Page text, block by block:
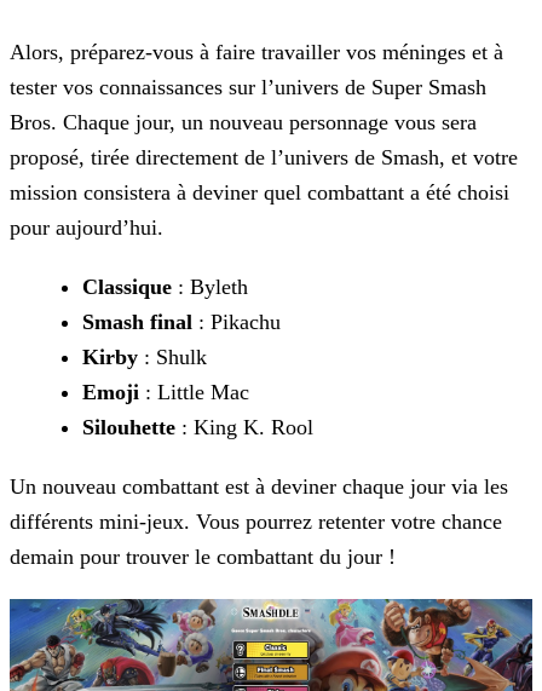
Alors, préparez-vous à faire travailler vos méninges et à
tester vos connaissances sur l’univers de Super Smash
Bros. Chaque jour, un nouveau personnage vous sera
proposé, tirée directement de l’univers de Smash, et votre
mission consistera à deviner quel combattant a été choisi
pour aujourd’hui.
Classique : Byleth
Smash final : Pikachu
Kirby : Shulk
Emoji : Little Mac
Silouhette : King K. Rool
Un nouveau combattant est à deviner chaque jour via les
différents mini-jeux. Vous pourrez retenter votre chance
demain pour trouver le combattant du jour !